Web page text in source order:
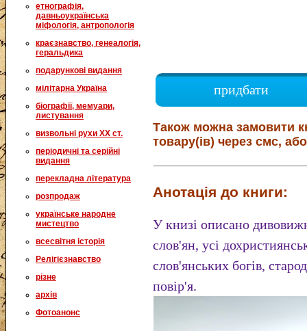
етнографія,
давньоукраїнська
міфологія, антропологія
краєзнавство, генеалогія,
геральдика
подарункові видання
мілітарна Україна
біографії, мемуари,
листування
визвольні рухи XX ст.
періодичні та серійні
видання
перекладна література
розпродаж
українське народне
мистецтво
всесвітня історія
Релігієзнавство
різне
архів
Фотоанонс
придбати
Також можна замовити
товару(ів) через смс,
Анотація до книги:
У книзі описано
слов'ян, усі
слов'янських богів,
повір'я.